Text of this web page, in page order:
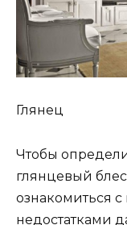
Глянец
Чтобы
глянцевый
ознакомиться
недостатками